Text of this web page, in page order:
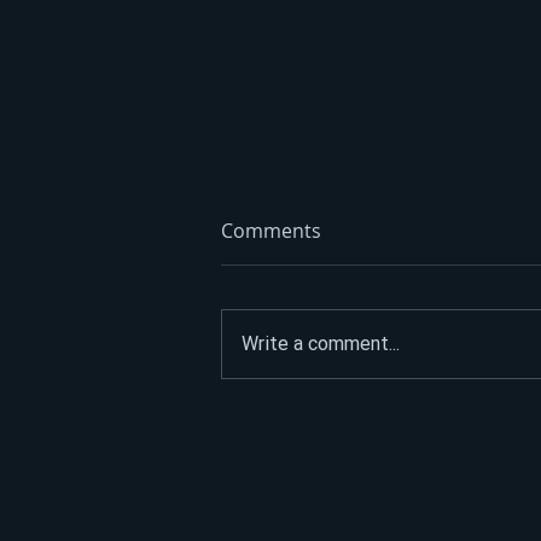
Comments
Write a comment...